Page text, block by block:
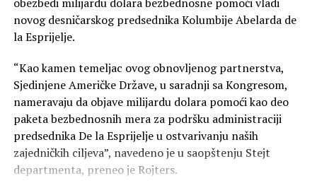
novog desničarskog predsednika Kolumbije Abelarda de
la Esprijelje.
“Kao kamen temeljac ovog obnovljenog partnerstva,
Sjedinjene Američke Države, u saradnji sa Kongresom,
nameravaju da objave milijardu dolara pomoći kao deo
paketa bezbednosnih mera za podršku administraciji
predsednika De la Esprijelje u ostvarivanju naših
zajedničkih ciljeva”, navedeno je u saopštenju Stejt
departmenta, preneo je Rojters.